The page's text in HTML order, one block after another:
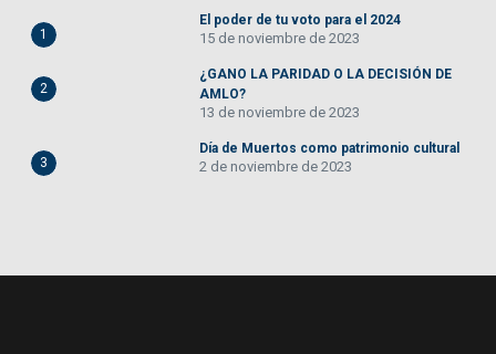
1
El poder de tu voto para el 2024
15 de noviembre de 2023
2
¿GANO LA PARIDAD O LA DECISIÓN DE
AMLO?
13 de noviembre de 2023
3
Día de Muertos como patrimonio cultural
2 de noviembre de 2023